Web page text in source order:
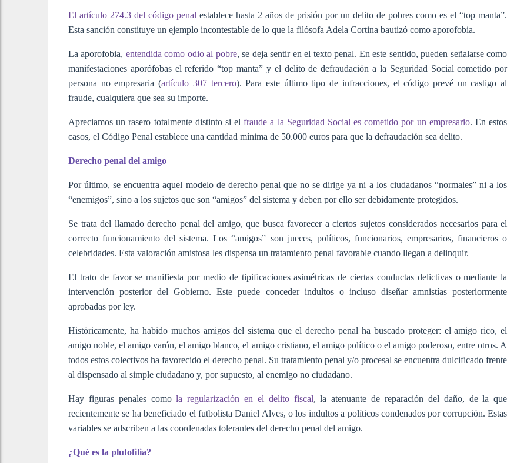
El artículo 274.3 del código penal establece hasta 2 años de prisión por un delito de pobres como es el “top manta”.
Esta sanción constituye un ejemplo incontestable de lo que la filósofa Adela Cortina bautizó como aporofobia.
La aporofobia, entendida como odio al pobre, se deja sentir en el texto penal. En este sentido, pueden señalarse como
manifestaciones aporófobas el referido “top manta” y el delito de defraudación a la Seguridad Social cometido por
persona no empresaria (artículo 307 tercero). Para este último tipo de infracciones, el código prevé un castigo al
fraude, cualquiera que sea su importe.
Apreciamos un rasero totalmente distinto si elfraude a la Seguridad Social es cometido por un empresario. En estos
casos, el Código Penal establece una cantidad mínima de 50.000 euros para que la defraudación sea delito.
Derecho penal del amigo
Por último, se encuentra aquel modelo de derecho penal que no se dirige ya ni a los ciudadanos “normales” ni a los
“enemigos”, sino a los sujetos que son “amigos” del sistema y deben por ello ser debidamente protegidos.
Se trata del llamado derecho penal del amigo, que busca favorecer a ciertos sujetos considerados necesarios para el
correcto funcionamiento del sistema. Los “amigos” son jueces, políticos, funcionarios, empresarios, financieros o
celebridades. Esta valoración amistosa les dispensa un tratamiento penal favorable cuando llegan a delinquir.
El trato de favor se manifiesta por medio de tipificaciones asimétricas de ciertas conductas delictivas o mediante la
intervención posterior del Gobierno. Este puede conceder indultos o incluso diseñar amnistías posteriormente
aprobadas por ley.
Históricamente, ha habido muchos amigos del sistema que el derecho penal ha buscado proteger: el amigo rico, el
amigo noble, el amigo varón, el amigo blanco, el amigo cristiano, el amigo político o el amigo poderoso, entre otros. A
todos estos colectivos ha favorecido el derecho penal. Su tratamiento penal y/o procesal se encuentra dulcificado frente
al dispensado al simple ciudadano y, por supuesto, al enemigo no ciudadano.
Hay figuras penales comola regularización en el delito fiscal, la atenuante de reparación del daño, de la que
recientemente se ha beneficiado el futbolista Daniel Alves, o los indultos a políticos condenados por corrupción. Estas
variables se adscriben a las coordenadas tolerantes del derecho penal del amigo.
¿Qué es la plutofilia?